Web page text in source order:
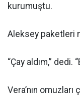
kurumuştu.
Aleksey paketleri
“Çay aldım,” dedi.
Vera’nın